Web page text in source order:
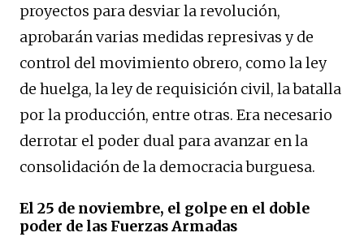
proyectos para desviar la revolución,
aprobarán varias medidas represivas y de
control del movimiento obrero, como la ley
de huelga, la ley de requisición civil, la batalla
por la producción, entre otras. Era necesario
derrotar el poder dual para avanzar en la
consolidación de la democracia burguesa.
El 25 de noviembre, el golpe en el doble
poder de las Fuerzas Armadas